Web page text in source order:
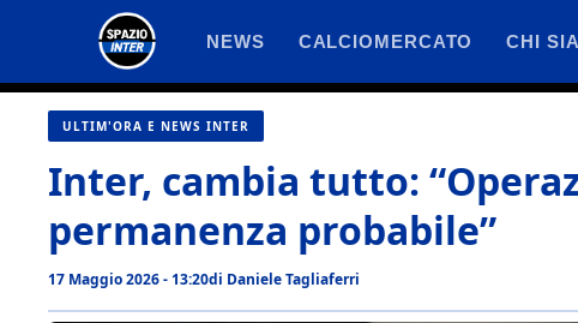
contenuto
NEWS CALCIOMERCATO CHI
ULTIM'ORA E NEWS INTER
Inter, cambia tutto:
permanenza probabile”
17 Maggio 2026 - 13:20di Daniele Tagliaferri